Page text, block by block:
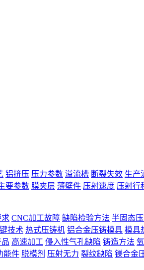
铝挤压 压力参数 溢流槽 断裂失效 生产
要参数 膜夹层 薄壁件 压射速度 压射行
CNC加工故障 缺陷检验方法 半固态
技术 热式压铸机 铝合金压铸模具 模具
高速加工 侵入性气孔缺陷 铸造方法
能件 脱模剂 压射无力 裂纹缺陷 镁合金